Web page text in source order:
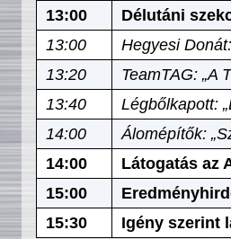
13:00
Délutáni
13:00
Hegyesi
13:20
TeamTAG: „A
13:40
Légbőlkapott:
14:00
Álomépítők:
14:00
Látogatás az
15:00
15:30
Igény szerint